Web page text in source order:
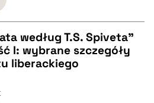
według T.S. Spiveta"
I: wybrane szczegóły
liberackiego